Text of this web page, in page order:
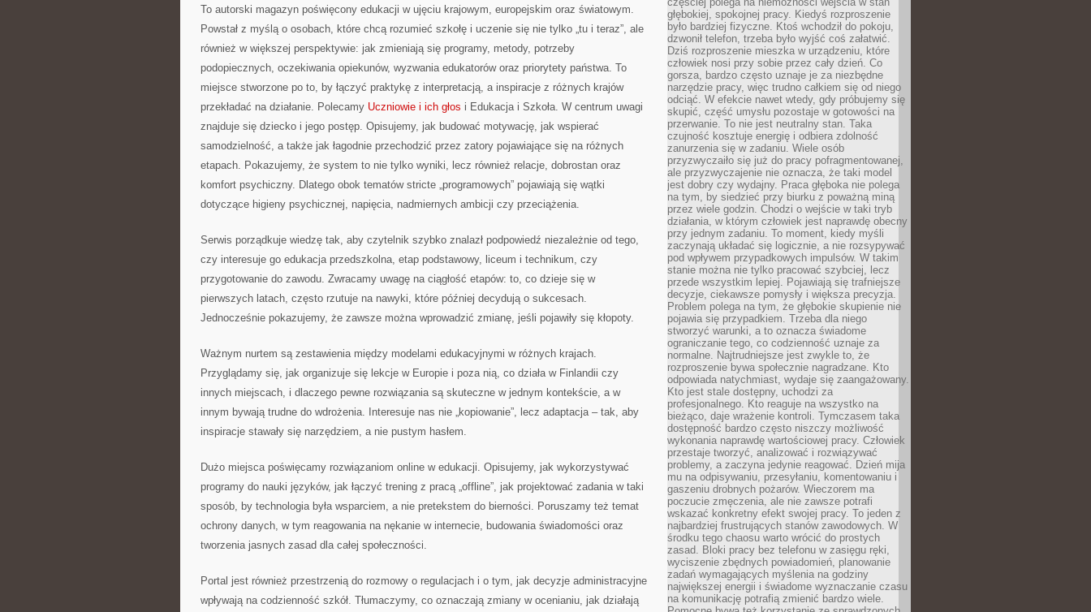
To autorski magazyn poświęcony edukacji w ujęciu krajowym, europejskim oraz światowym.
Powstał z myślą o osobach, które chcą rozumieć szkołę i uczenie się nie tylko „tu i teraz”, ale
również w większej perspektywie: jak zmieniają się programy, metody, potrzeby
podopiecznych, oczekiwania opiekunów, wyzwania edukatorów oraz priorytety państwa. To
miejsce stworzone po to, by łączyć praktykę z interpretacją, a inspiracje z różnych krajów
przekładać na działanie. Polecamy Uczniowie i ich głos i Edukacja i Szkoła. W centrum uwagi
znajduje się dziecko i jego postęp. Opisujemy, jak budować motywację, jak wspierać
samodzielność, a także jak łagodnie przechodzić przez zatory pojawiające się na różnych
etapach. Pokazujemy, że system to nie tylko wyniki, lecz również relacje, dobrostan oraz
komfort psychiczny. Dlatego obok tematów stricte „programowych” pojawiają się wątki
dotyczące higieny psychicznej, napięcia, nadmiernych ambicji czy przeciążenia.
Serwis porządkuje wiedzę tak, aby czytelnik szybko znalazł podpowiedź niezależnie od tego,
czy interesuje go edukacja przedszkolna, etap podstawowy, liceum i technikum, czy
przygotowanie do zawodu. Zwracamy uwagę na ciągłość etapów: to, co dzieje się w
pierwszych latach, często rzutuje na nawyki, które później decydują o sukcesach.
Jednocześnie pokazujemy, że zawsze można wprowadzić zmianę, jeśli pojawiły się kłopoty.
Ważnym nurtem są zestawienia między modelami edukacyjnymi w różnych krajach.
Przyglądamy się, jak organizuje się lekcje w Europie i poza nią, co działa w Finlandii czy
innych miejscach, i dlaczego pewne rozwiązania są skuteczne w jednym kontekście, a w
innym bywają trudne do wdrożenia. Interesuje nas nie „kopiowanie”, lecz adaptacja – tak, aby
inspiracje stawały się narzędziem, a nie pustym hasłem.
Dużo miejsca poświęcamy rozwiązaniom online w edukacji. Opisujemy, jak wykorzystywać
programy do nauki języków, jak łączyć trening z pracą „offline”, jak projektować zadania w taki
sposób, by technologia była wsparciem, a nie pretekstem do bierności. Poruszamy też temat
ochrony danych, w tym reagowania na nękanie w internecie, budowania świadomości oraz
tworzenia jasnych zasad dla całej społeczności.
Portal jest również przestrzenią do rozmowy o regulacjach i o tym, jak decyzje administracyjne
wpływają na codzienność szkół. Tłumaczymy, co oznaczają zmiany w ocenianiu, jak działają
głębokiej, spokojnej pracy. Kiedyś rozproszenie
było bardziej fizyczne. Ktoś wchodził do pokoju,
dzwonił telefon, trzeba było wyjść coś załatwić.
Dziś rozproszenie mieszka w urządzeniu, które
człowiek nosi przy sobie przez cały dzień. Co
gorsza, bardzo często uznaje je za niezbędne
narzędzie pracy, więc trudno całkiem się od niego
odciąć. W efekcie nawet wtedy, gdy próbujemy się
skupić, część umysłu pozostaje w gotowości na
przerwanie. To nie jest neutralny stan. Taka
czujność kosztuje energię i odbiera zdolność
zanurzenia się w zadaniu. Wiele osób
przyzwyczaiło się już do pracy pofragmentowanej,
ale przyzwyczajenie nie oznacza, że taki model
jest dobry czy wydajny. Praca głęboka nie polega
na tym, by siedzieć przy biurku z poważną miną
przez wiele godzin. Chodzi o wejście w taki tryb
działania, w którym człowiek jest naprawdę obecny
przy jednym zadaniu. To moment, kiedy myśli
zaczynają układać się logicznie, a nie rozsypywać
pod wpływem przypadkowych impulsów. W takim
stanie można nie tylko pracować szybciej, lecz
przede wszystkim lepiej. Pojawiają się trafniejsze
decyzje, ciekawsze pomysły i większa precyzja.
Problem polega na tym, że głębokie skupienie nie
pojawia się przypadkiem. Trzeba dla niego
stworzyć warunki, a to oznacza świadome
ograniczanie tego, co codzienność uznaje za
normalne. Najtrudniejsze jest zwykle to, że
rozproszenie bywa społecznie nagradzane. Kto
odpowiada natychmiast, wydaje się zaangażowany.
Kto jest stale dostępny, uchodzi za
profesjonalnego. Kto reaguje na wszystko na
bieżąco, daje wrażenie kontroli. Tymczasem taka
dostępność bardzo często niszczy możliwość
wykonania naprawdę wartościowej pracy. Człowiek
przestaje tworzyć, analizować i rozwiązywać
problemy, a zaczyna jedynie reagować. Dzień mija
mu na odpisywaniu, przesyłaniu, komentowaniu i
gaszeniu drobnych pożarów. Wieczorem ma
poczucie zmęczenia, ale nie zawsze potrafi
wskazać konkretny efekt swojej pracy. To jeden z
najbardziej frustrujących stanów zawodowych. W
środku tego chaosu warto wrócić do prostych
zasad. Bloki pracy bez telefonu w zasięgu ręki,
wyciszenie zbędnych powiadomień, planowanie
zadań wymagających myślenia na godziny
największej energii i świadome wyznaczanie czasu
na komunikację potrafią zmienić bardzo wiele.